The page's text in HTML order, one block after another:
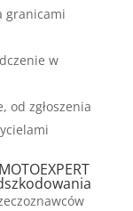
granicami
w
od zgłoszenia